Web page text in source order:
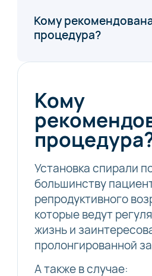
Кому
процедура?
Кому
Установка спирали
большинству
репродуктивного
которые ведут
жизнь и
пролонгированной
А также в случае: